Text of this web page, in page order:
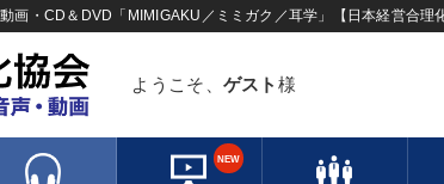
画・CD＆DVD「MIMIGAKU／ミミガク／耳学」【日本経営合理
ようこそ、 ゲスト 様
NEW